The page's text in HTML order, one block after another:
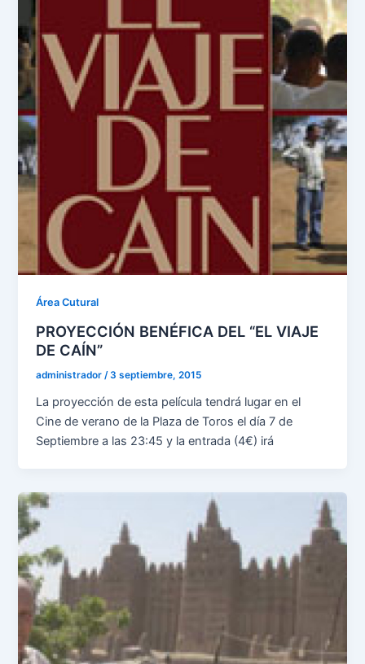
Área Cutural
PROYECCIÓN BENÉFICA DEL “EL VIAJE
DE CAÍN”
administrador/3 septiembre, 2015
La proyección de esta película tendrá lugar en el
Cine de verano de la Plaza de Toros el día 7 de
Septiembre a las 23:45 y la entrada (4€) irá